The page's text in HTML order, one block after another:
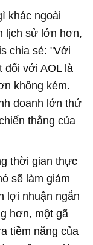
khác ngoài
lịch sử lớn hơn,
chia sẻ: "Với
đối với AOL là
không kém.
doanh lớn thứ
thắng của
thời gian thực
sẽ làm giảm
lợi nhuận ngắn
hơn, một gã
tiềm năng của